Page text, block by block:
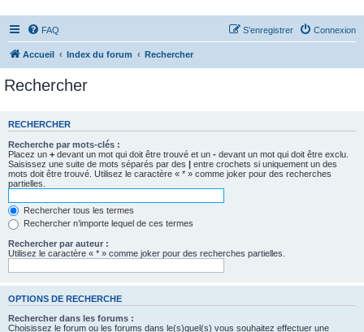
FAQ Connexion
S’enregistrer
Accueil Index du forum Rechercher
Rechercher
RECHERCHER
Recherche par mots-clés :
Placez un + devant un mot qui doit être trouvé et un - devant un mot qui doit être exclu.
Saisissez une suite de mots séparés par des | entre crochets si uniquement un des
mots doit être trouvé. Utilisez le caractère « * » comme joker pour des recherches
partielles.
Rechercher tous les termes
Rechercher n’importe lequel de ces termes
Rechercher par auteur :
Utilisez le caractère « * » comme joker pour des recherches partielles.
OPTIONS DE RECHERCHE
Rechercher dans les forums :
Choisissez le forum ou les forums dans le(s)quel(s) vous souhaitez effectuer une